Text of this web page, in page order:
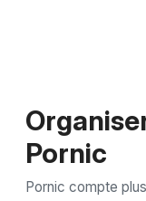
Pornic
Pornic compte